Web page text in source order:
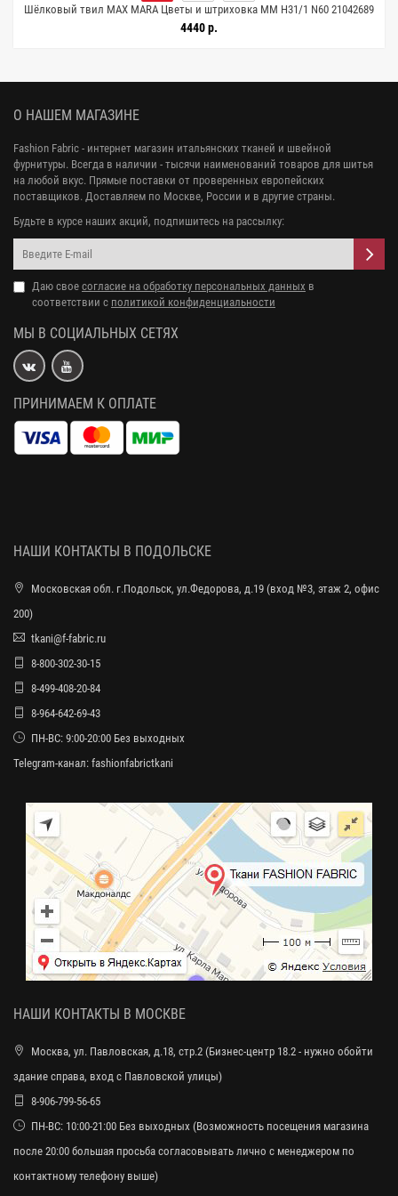
Шёлковый твил MAX MARA Цветы и штриховка MM H31/1 N60 21042689
4440 р.
О НАШЕМ МАГАЗИНЕ
Fashion Fabric - интернет магазин итальянских тканей и швейной
фурнитуры. Всегда в наличии - тысячи наименований товаров для шитья
на любой вкус. Прямые поставки от проверенных европейских
поставщиков. Доставляем по Москве, России и в другие страны.
Будьте в курсе наших акций, подпишитесь на рассылку:
Даю свое согласие на обработку персональных данных в
соответствии с политикой конфиденциальности
МЫ В СОЦИАЛЬНЫХ СЕТЯХ
ПРИНИМАЕМ К ОПЛАТЕ
НАШИ КОНТАКТЫ В ПОДОЛЬСКЕ
Московская обл. г.Подольск, ул.Федорова, д.19 (вход №3, этаж 2, офис
200)
tkani@f-fabric.ru
8-800-302-30-15
8-499-408-20-84
8-964-642-69-43
ПН-ВС: 9:00-20:00 Без выходных
Telegram-канал: fashionfabrictkani
НАШИ КОНТАКТЫ В МОСКВЕ
Москва, ул. Павловская, д.18, стр.2 (Бизнес-центр 18.2 - нужно обойти
здание справа, вход с Павловской улицы)
8-906-799-56-65
ПН-ВС: 10:00-21:00 Без выходных (Возможность посещения магазина
после 20:00 большая просьба согласовывать лично с менеджером по
контактному телефону выше)